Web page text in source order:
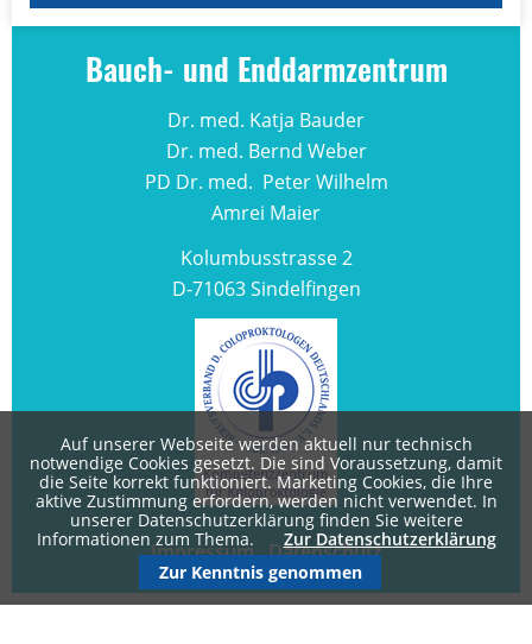
Bauch- und Enddarmzentrum
Dr. med. Katja Bauder
Dr. med. Bernd Weber
PD Dr. med. Peter Wilhelm
Amrei Maier
Kolumbusstrasse 2
D-71063 Sindelfingen
Impressum.Datenschutz
Auf unserer Webseite werden aktuell nur technisch
notwendige Cookies gesetzt. Die sind Voraussetzung, damit
die Seite korrekt funktioniert. Marketing Cookies, die Ihre
aktive Zustimmung erfordern, werden nicht verwendet. In
unserer Datenschutzerklärung finden Sie weitere
Informationen zum Thema.
Zur Datenschutzerklärung
Zur Kenntnis genommen